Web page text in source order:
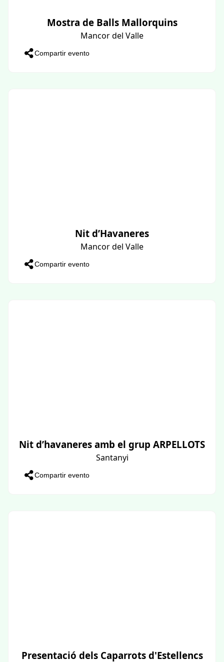
Mostra de Balls Mallorquins
Mancor del Valle
Compartir evento
Nit d’Havaneres
Mancor del Valle
Compartir evento
Nit d’havaneres amb el grup ARPELLOTS
Santanyi
Compartir evento
Presentació dels Caparrots d'Estellencs